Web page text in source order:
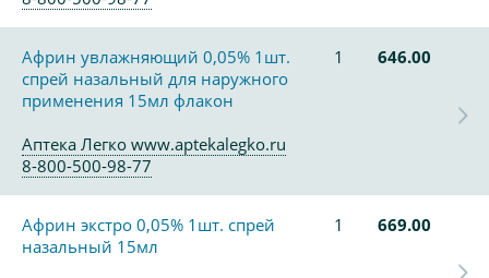
Африн увлажняющий 0,05% 1шт.
спрей назальный для наружного
применения 15мл флакон
1 646.00
Аптека Легко www.aptekalegko.ru
8-800-500-98-77
Африн экстро 0,05% 1шт. спрей
назальный 15мл
1 669.00